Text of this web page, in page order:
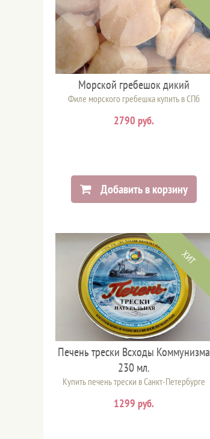
Морской гребешок дикий
Филе морского гребешка купить в СПб
2790 руб.
Добавить в корзину
ХИТ
Печень трески Всходы Коммунизма
230 мл.
Купить печень трески в Санкт-Петербурге
1299 руб.